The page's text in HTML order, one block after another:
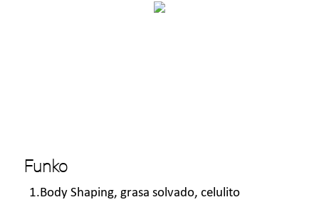
Funko
1.Body Shaping, grasa solvado, celulito